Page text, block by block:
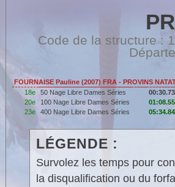
Code de la structure :
FOURNAISE Pauline (2007) FRA - PROVINS
18e
50 Nage Libre Dames Séries
00:30.73
20e
100 Nage Libre Dames Séries
01:08.55
23e
400 Nage Libre Dames Séries 05:34.84
LÉGENDE :
Survolez les temps pour
la disqualification ou du